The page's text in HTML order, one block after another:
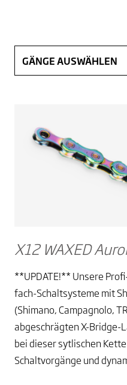
GÄNGE AUSWÄHLEN
X12 WAXED
**UPDATE!** Unsere
fach-Schaltsysteme mit
(Shimano, Campagnolo,
abgeschrägten X-Bridge-
bei dieser sytlischen
Schaltvorgänge und